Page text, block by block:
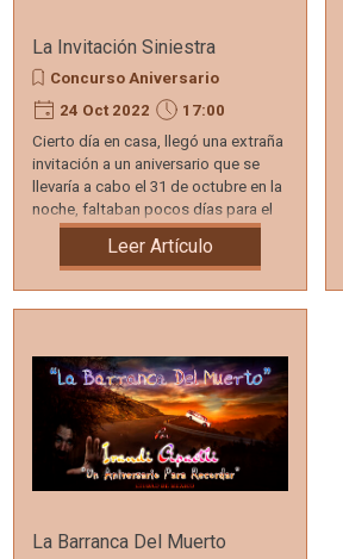
La Invitación Siniestra
Concurso Aniversario
24 Oct 2022
17:00
Cierto día en casa, llegó una extraña
invitación a un aniversario que se
llevaría a cabo el 31 de octubre en la
noche, faltaban pocos días para el
evento...
Leer Artículo
La Barranca Del Muerto